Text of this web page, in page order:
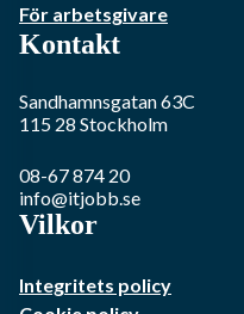
För arbetsgivare
Kontakt
Sandhamnsgatan 63C
115 28 Stockholm
08-67 874 20
info@itjobb.se
Vilkor
Integritets policy